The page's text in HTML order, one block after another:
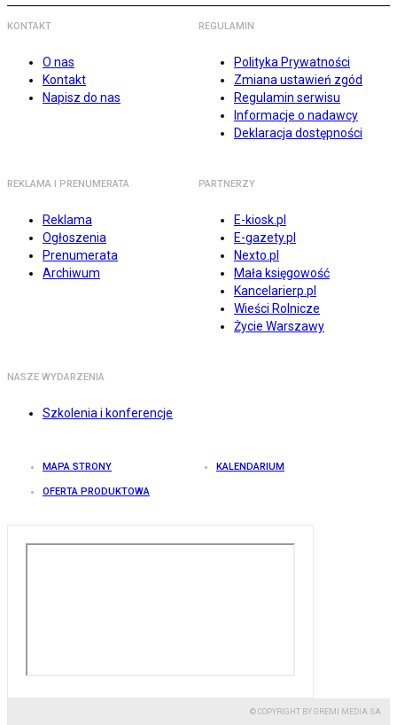
KONTAKT
O nas
Kontakt
Napisz do nas
REGULAMIN
Polityka Prywatności
Zmiana ustawień zgód
Regulamin serwisu
Informacje o nadawcy
Deklaracja dostępności
REKLAMA I PRENUMERATA
Reklama
Ogłoszenia
Prenumerata
Archiwum
PARTNERZY
E-kiosk.pl
E-gazety.pl
Nexto.pl
Mała księgowość
Kancelarierp.pl
Wieści Rolnicze
Życie Warszawy
NASZE WYDARZENIA
Szkolenia i konferencje
MAPA STRONY KALENDARIUM
OFERTA PRODUKTOWA
© COPYRIGHT BY GREMI MEDIA SA